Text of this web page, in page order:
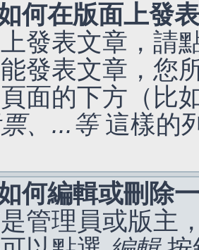
何在版面上發
發表文章，請
發表文章，您
面的下方（比
、...等這樣的
何編輯或刪除
管理員或版主